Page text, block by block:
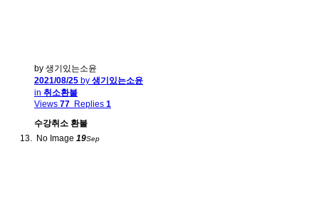
by 생기있는소윤
2021/08/25 by 생기있는소윤
in 취소환불
Views 77 Replies 1
수강취소 환불
No Image 19Sep